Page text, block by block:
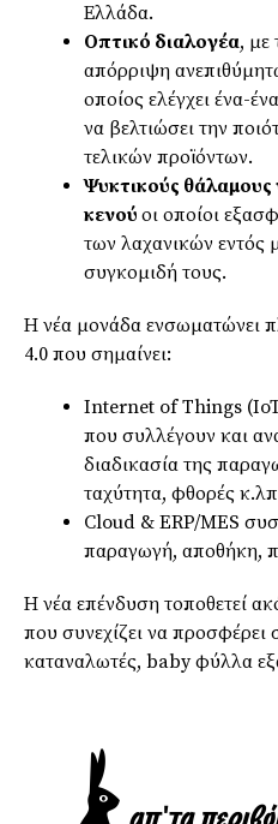
Ελλάδα.
Οπτικό διαλογέα, με
απόρριψη
οποίος ελέγχει ένα-
να βελτιώσει την
τελικών προϊόντων.
Ψυκτικούς θάλαμους
κενού οι οποίοι
των λαχανικών εντός
συγκομιδή τους.
Η νέα μονάδα ενσωματώνει
4.0 που σημαίνει:
Internet of Things
που συλλέγουν και
διαδικασία της
ταχύτητα, φθορές
Cloud & ERP/MES
παραγωγή, αποθήκη,
Η νέα επένδυση τοποθετεί
που συνεχίζει να προσφέρει
καταναλωτές, baby φύλλα